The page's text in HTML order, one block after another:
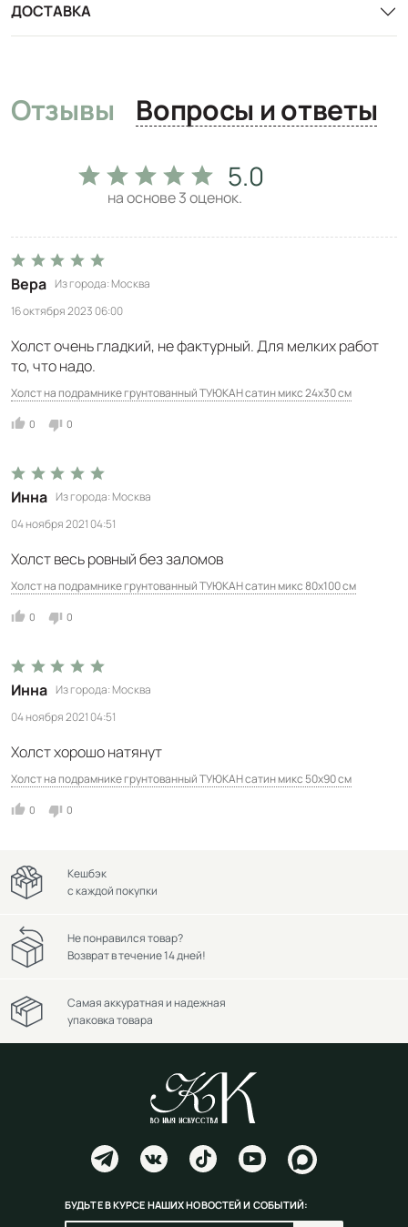
ДОСТАВКА
Отзывы Вопросы и ответы
5.0
на основе3оценок.
Вера Из города Москва
16 октября 2023 06:00
Холст очень гладкий, не фактурный. Для мелких работ
то, что надо.
Холст на подрамнике грунтованный ТУЮКАН сатин микс 24х30 см
0 0
Инна Из города Москва
04 ноября 2021 04:51
Холст весь ровный без заломов
Холст на подрамнике грунтованный ТУЮКАН сатин микс 80х100 см
0 0
Инна Из города Москва
04 ноября 2021 04:51
Холст хорошо натянут
Холст на подрамнике грунтованный ТУЮКАН сатин микс 50х90 см
0 0
Кешбэк
с каждой покупки
Не понравился товар?
Возврат в течение 14 дней!
Самая аккуратная и надежная
упаковка товара
БУДЬТЕ В КУРСЕ НАШИХ НОВОСТЕЙ И СОБЫТИЙ: